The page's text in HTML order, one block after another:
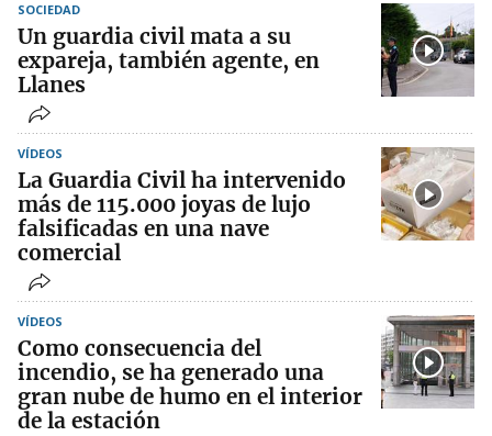
SOCIEDAD
Un guardia civil mata a su
expareja, también agente, en
Llanes
VÍDEOS
La Guardia Civil ha intervenido
más de 115.000 joyas de lujo
falsificadas en una nave
comercial
VÍDEOS
Como consecuencia del
incendio, se ha generado una
gran nube de humo en el interior
de la estación